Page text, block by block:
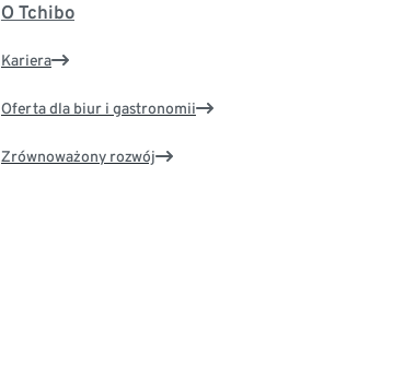
O Tchibo
Kariera
Oferta dla biur i gastronomii
Zrównoważony rozwój